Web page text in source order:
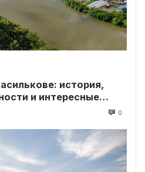
история,
и интересные
0